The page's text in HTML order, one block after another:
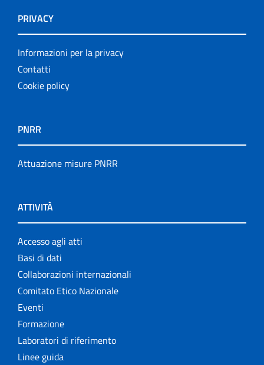
PRIVACY
Informazioni per la privacy
Contatti
Cookie policy
PNRR
Attuazione misure PNRR
ATTIVITÀ
Accesso agli atti
Basi di dati
Collaborazioni internazionali
Comitato Etico Nazionale
Eventi
Formazione
Laboratori di riferimento
Linee guida